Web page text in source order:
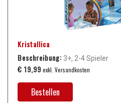
Kristallica
Beschreibung: 3+, 2-4 Spieler
€ 19,99 exkl. Versandkosten
Bestellen